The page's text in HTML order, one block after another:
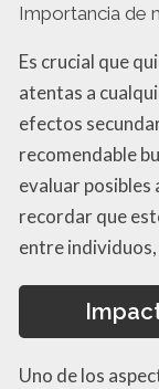
Importancia de
Es crucial que
atentas a
efectos
recomendable
evaluar posibles
recordar que
entre individuos,
Uno de los